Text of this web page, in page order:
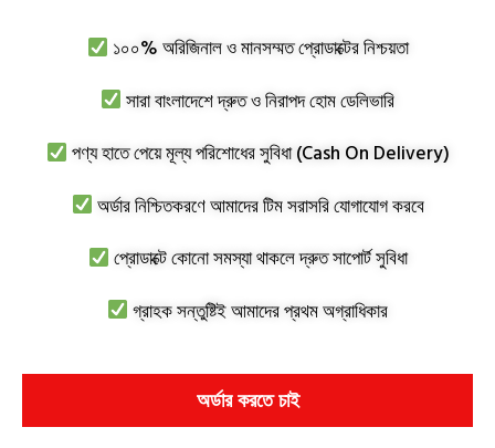
১০০% অরিজিনাল ও মানসম্মত প্রোডাক্টের নিশ্চয়তা
সারা বাংলাদেশে দ্রুত ও নিরাপদ হোম ডেলিভারি
পণ্য হাতে পেয়ে মূল্য পরিশোধের সুবিধা (Cash On Delivery)
অর্ডার নিশ্চিতকরণে আমাদের টিম সরাসরি যোগাযোগ করবে
প্রোডাক্টে কোনো সমস্যা থাকলে দ্রুত সাপোর্ট সুবিধা
গ্রাহক সন্তুষ্টিই আমাদের প্রথম অগ্রাধিকার
অর্ডার করতে চাই